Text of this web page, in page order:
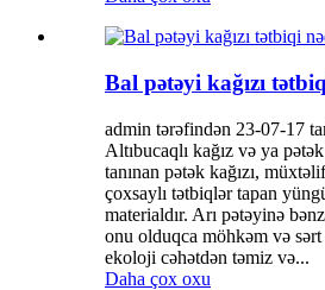
Bal pətəyi kağızı
admin tərəfindən 23-07-17
Altıbucaqlı kağız və ya
tanınan pətək kağızı,
çoxsaylı tətbiqlər tapan
materialdır. Arı pətəyinə
onu olduqca möhkəm və
ekoloji cəhətdən təmiz və...
Daha çox oxu